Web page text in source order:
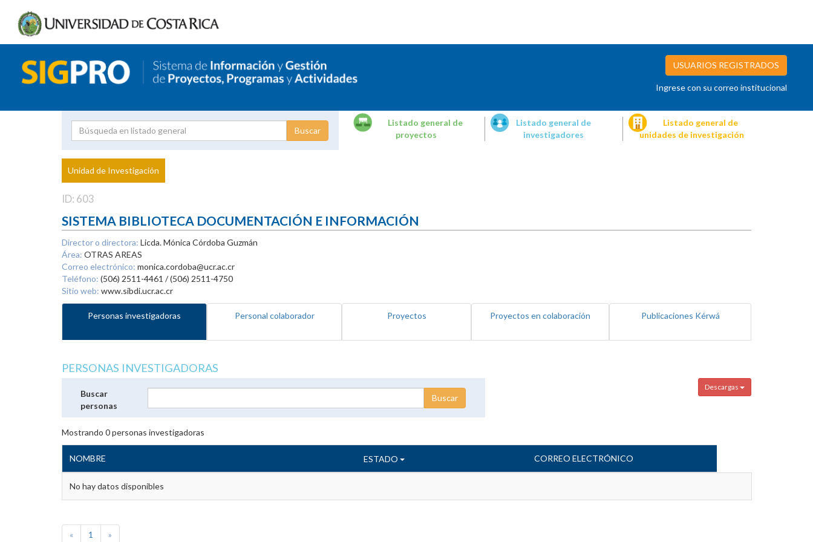
USUARIOS REGISTRADOS
Ingrese con su correo institucional
Proyecto
Investigador
Listado general de
proyectos
Listado general de
investigadores
Listado general de
unidades de investigación
Unidad de Investigación
ID: 603
SISTEMA BIBLIOTECA DOCUMENTACIÓN E INFORMACIÓN
Director o directora: Licda. Mónica Córdoba Guzmán
Área: OTRAS AREAS
Correo electrónico: monica.cordoba@ucr.ac.cr
Teléfono: (506) 2511-4461 / (506) 2511-4750
Sitio web: www.sibdi.ucr.ac.cr
Personas investigadoras Personal colaborador Proyectos Proyectos en colaboración Publicaciones Kérwá
PERSONAS INVESTIGADORAS
Descargas
Buscar
personas
Mostrando 0personas investigadoras
NOMBRE ESTADO CORREO ELECTRÓNICO
No hay datos disponibles
« 1 »